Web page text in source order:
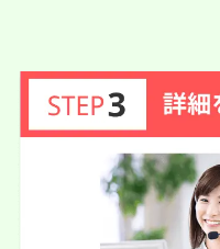
グダグダな遺産相続の
おかしいところを指摘
たような気分になって
達は間違ってないとも